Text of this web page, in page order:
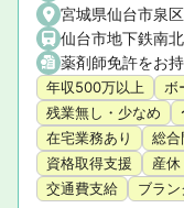
宮城県仙台市泉
仙台市地下鉄南
薬剤師免許をお
年収500万以上 ボ
残業無し・少なめ
在宅業務あり
総合
資格取得支援
産
交通費支給
ブラン